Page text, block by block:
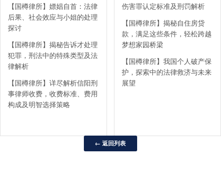
【国樽律所】嫖娼自首：法律
后果、社会效应与小姐的处理
探讨
【国樽律所】揭秘告诉才处理
犯罪，刑法中的特殊类型及法
律解析
【国樽律所】详尽解析信阳刑
事律师收费，收费标准、费用
构成及明智选择策略
伤害罪认定标准及刑罚解析
【国樽律所】揭秘自住房贷
款，满足这些条件，轻松跨越
梦想家园桥梁
【国樽律所】我国个人破产保
护，探索中的法律救济与未来
展望
← 返回列表